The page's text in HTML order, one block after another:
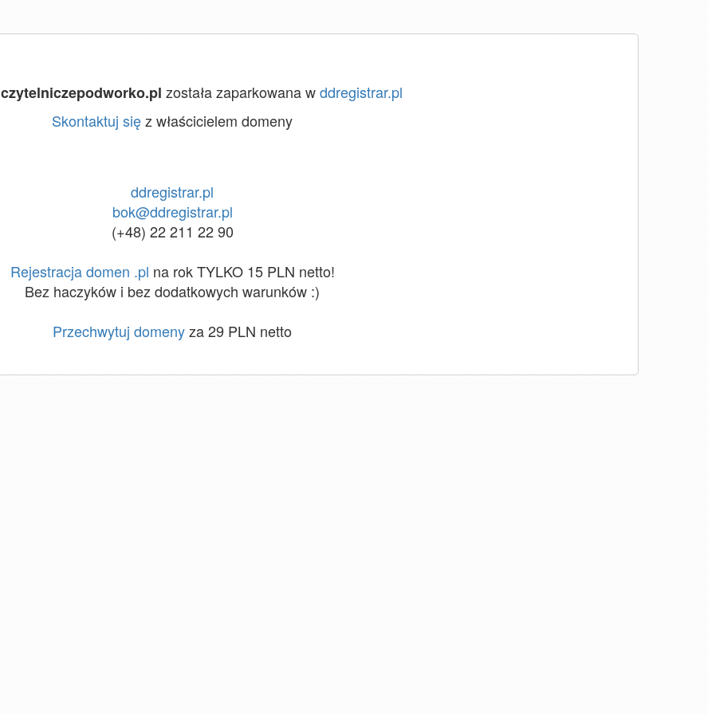
czytelniczepodworko.pl została zaparkowana wddregistrar.pl
Skontaktuj sięz właścicielem domeny
ddregistrar.pl
bok@ddregistrar.pl
(+48) 22 211 22 90
Rejestracja domen .pl na rok TYLKO 15 PLN netto!
Bez haczyków i bez dodatkowych warunków :)
Przechwytuj domenyza 29 PLN netto